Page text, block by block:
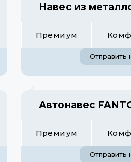
Навес из
Премиум
Отправить
Автонавес
Премиум
Отправить